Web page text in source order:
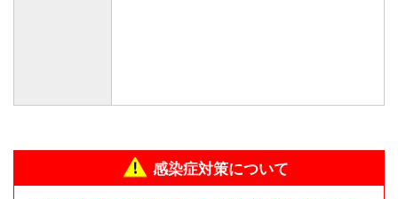
感染症対策について